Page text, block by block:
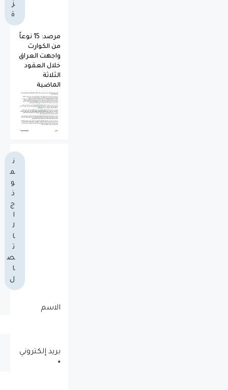
ز
ة
مرصد: 15 نوعاً
من الكوارث
واجهت العراق
خلال العقود
الثلاثة
الماضية
ن
م
و
ذ
ج
ا
ل
ا
ت
ص
ا
ل
الاسم
بريد إلكتروني
*